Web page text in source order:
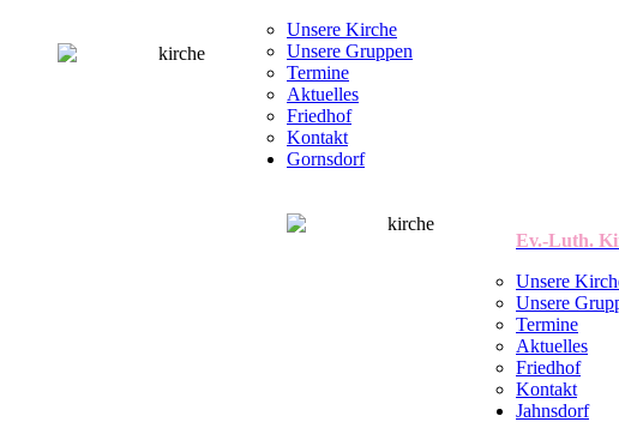
Unsere Kirche
Unsere Gruppen
Termine
Aktuelles
Friedhof
Kontakt
Gornsdorf
Ev.-Luth.
Unsere
Unsere
Termine
Aktuelles
Friedhof
Kontakt
Jahnsdorf